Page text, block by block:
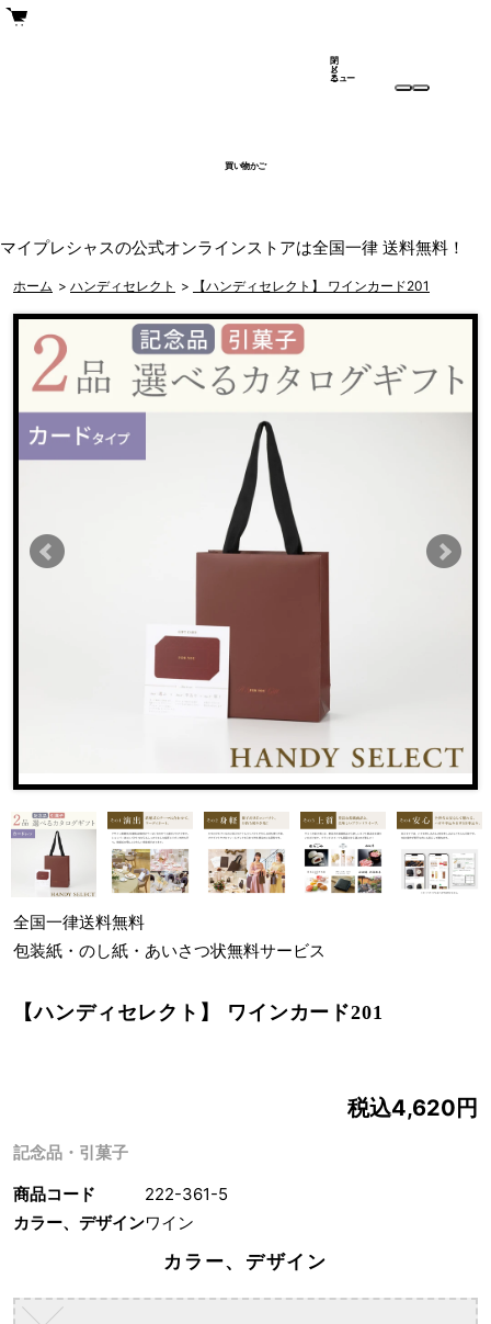
買い物かご
メ
ニュー
閉
じ
る
マイプレシャスの公式オンラインストアは全国一律 送料無料！
ホーム > ハンディセレクト > 【ハンディセレクト】 ワインカード201
全国一律送料無料
包装紙・のし紙・あいさつ状無料サービス
【ハンディセレクト】 ワインカード201
記念品・引菓子
税込4,620円
商品コード
222-361-5
カラー、デザインワイン
カラー、デザイン